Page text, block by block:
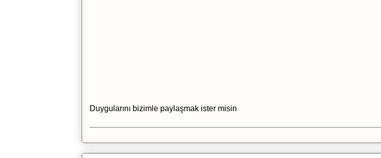
Duygularını bizimle paylaşmak ister misin